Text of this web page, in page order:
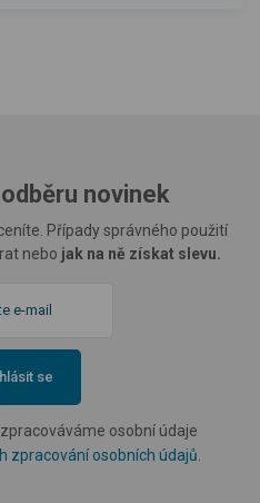
novinek
Případy správného použití
nebo jak na ně získat slevu.
se
osobní údaje
zpracování osobních údajů